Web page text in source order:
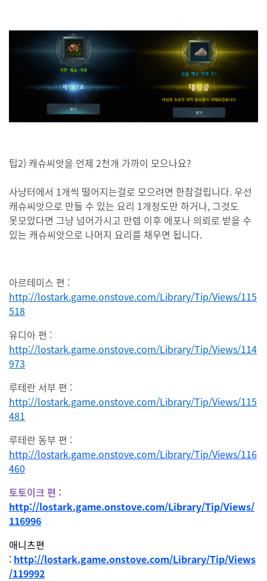
팁2) 캐슈씨앗을 언제 2천개 가까이 모으나요?
사냥터에서 1개씩 떨어지는걸로 모으려면 한참걸립니다. 우선
캐슈씨앗으로 만들 수 있는 요리 1개정도만 하거나, 그것도
못모았다면 그냥 넘어가시고 만렙 이후 에포나 의뢰로 받을 수
있는 캐슈씨앗으로 나머지 요리를 채우면 됩니다.
아르테미스 편 :
http://lostark.game.onstove.com/Library/Tip/Views/115
518
유디아 편 :
http://lostark.game.onstove.com/Library/Tip/Views/114
973
루테란 서부 편 :
http://lostark.game.onstove.com/Library/Tip/Views/115
481
루테란 동부 편 :
http://lostark.game.onstove.com/Library/Tip/Views/116
460
토토이크 편 :
http://lostark.game.onstove.com/Library/Tip/Views/
116996
애니츠편
: http://lostark.game.onstove.com/Library/Tip/Views
/119992